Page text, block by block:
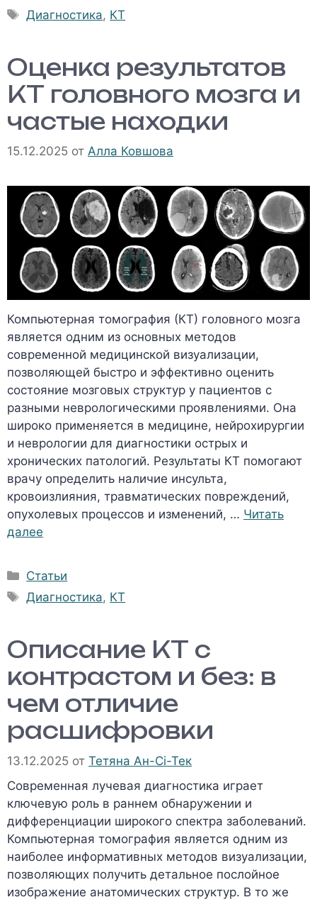
Метки
Диагностика, КТ
Оценка результатов
КТ головного мозга и
частые находки
15.12.2025 от Алла Ковшова
Компьютерная томография (КТ) головного мозга
является одним из основных методов
современной медицинской визуализации,
позволяющей быстро и эффективно оценить
состояние мозговых структур у пациентов с
разными неврологическими проявлениями. Она
широко применяется в медицине, нейрохирургии
и неврологии для диагностики острых и
хронических патологий. Результаты КТ помогают
врачу определить наличие инсульта,
кровоизлияния, травматических повреждений,
опухолевых процессов и изменений, … Читать
далее
Рубрики
Статьи
Метки
Диагностика, КТ
Описание КТ с
контрастом и без: в
чем отличие
расшифровки
13.12.2025 от Тетяна Ан-Сі-Тек
Современная лучевая диагностика играет
ключевую роль в раннем обнаружении и
дифференциации широкого спектра заболеваний.
Компьютерная томография является одним из
наиболее информативных методов визуализации,
позволяющих получить детальное послойное
изображение анатомических структур. В то же